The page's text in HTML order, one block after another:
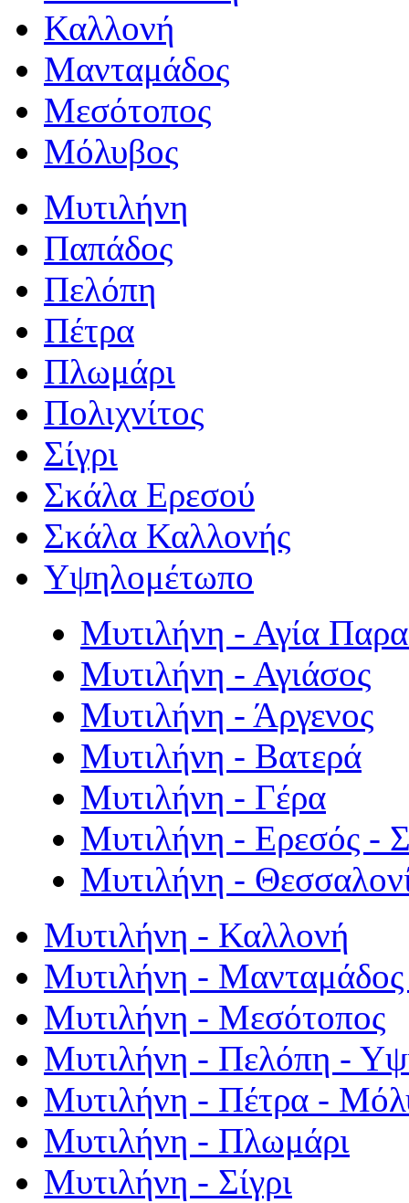
Καλλονή
Μανταμάδος
Μεσότοπος
Μόλυβος
Μυτιλήνη
Παπάδος
Πελόπη
Πέτρα
Πλωμάρι
Πολιχνίτος
Σίγρι
Σκάλα Ερεσού
Σκάλα Καλλονής
Υψηλομέτωπο
Μυτιλήνη - Αγία
Μυτιλήνη - Αγιάσος
Μυτιλήνη - Άργενος
Μυτιλήνη - Βατερά
Μυτιλήνη - Γέρα
Μυτιλήνη - Ερεσός -
Μυτιλήνη -
Μυτιλήνη - Καλλονή
Μυτιλήνη - Μανταμάδος
Μυτιλήνη - Μεσότοπος
Μυτιλήνη - Πελόπη -
Μυτιλήνη - Πέτρα -
Μυτιλήνη - Πλωμάρι
Μυτιλήνη - Σίγρι